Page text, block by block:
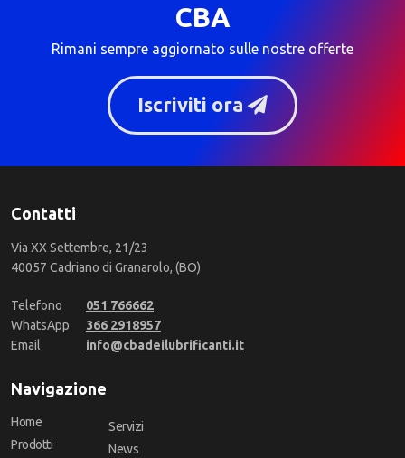
CBA
Rimani sempre aggiornato sulle nostre offerte
Iscriviti ora
Contatti
Via XX Settembre, 21/23
40057 Cadriano di Granarolo, (BO)
Telefono
051 766662
WhatsApp
366 2918957
Email
info@cbadeilubrificanti.it
Navigazione
Home
Prodotti
Servizi
News